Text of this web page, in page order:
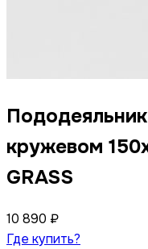
кружевом
GRASS
10 890 ₽
Где купить?